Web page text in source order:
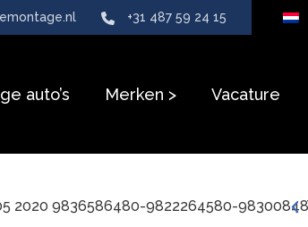
+31 487 59 24 15
auto’s Merken Vacature
2020 9836586480-9822264580-